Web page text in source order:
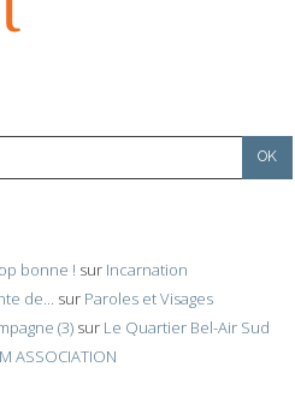
bonne ! sur Incarnation
de... sur Paroles et Visages
(3) sur Le Quartier Bel-Air Sud
ASSOCIATION